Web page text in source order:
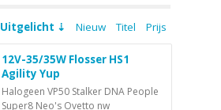
Uitgelicht Nieuw Titel Prijs
12V-35/35W Flosser HS1
Agility Yup
Halogeen VP50 Stalker DNA People
Super8 Neo's Ovetto nw